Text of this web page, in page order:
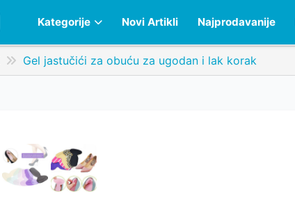
Kategorije Novi Artikli Najprodavanije
Gel jastučići za obuću za ugodan i lak korak